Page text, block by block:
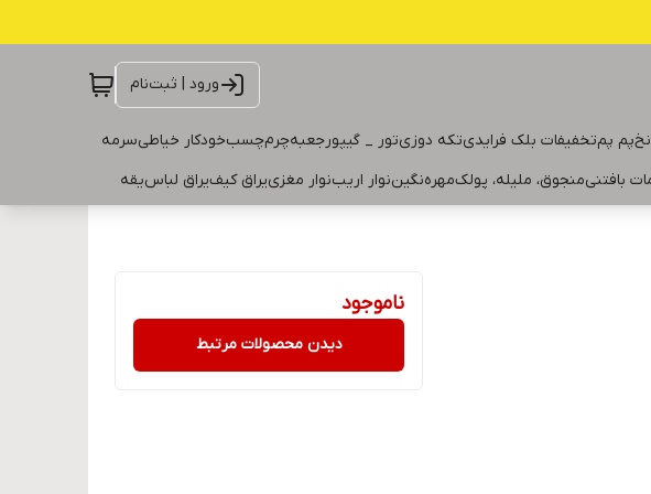
ورود | ثبت‌نام
نخپم پمتخفیفات بلک فرایدیتکه دوزیتور _ گیپورجعبهچرمچسبخودکار خیاطیسرمه
بافتنیمنجوق، ملیله، پولکمهرهنگیننوار اریبنوار مغزییراق کیفیراق لباسیقه
ناموجود
دیدن محصولات مرتبط